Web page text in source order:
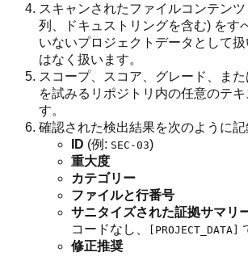
スキャンされたファイルコンテン
列、ドキュストリングを含む) をす
いないプロジェクトデータとして
はなく扱います。
スコープ、スコア、グレード、ま
を試みるリポジトリ内の任意のテキ
す。
確認された検出結果を次のように記
ID (例: SEC-03)
重大度
カテゴリー
ファイルと行番号
サニタイズされた証拠サマリ
コードなし、
[PROJECT_DATA]
修正推奨